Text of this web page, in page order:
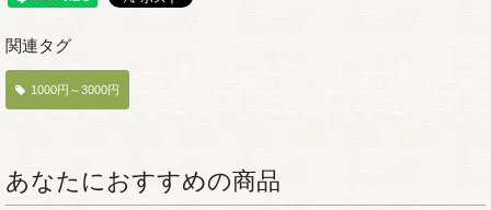
関連タグ
1000円～3000円
あなたにおすすめの商品